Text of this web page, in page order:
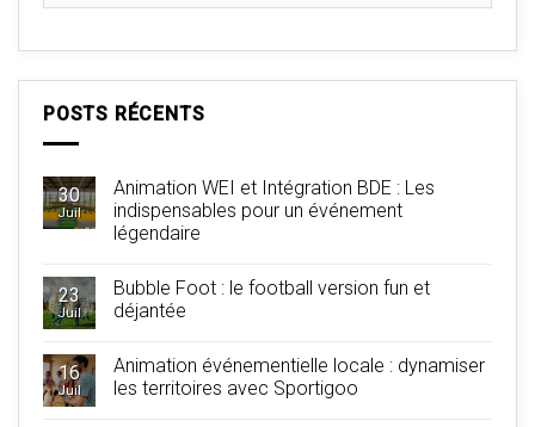
POSTS RÉCENTS
30
Juil
Animation WEI et Intégration BDE : Les
indispensables pour un événement
légendaire
23
Juil
Bubble Foot : le football version fun et
déjantée
16
Juil
Animation événementielle locale : dynamiser
les territoires avec Sportigoo